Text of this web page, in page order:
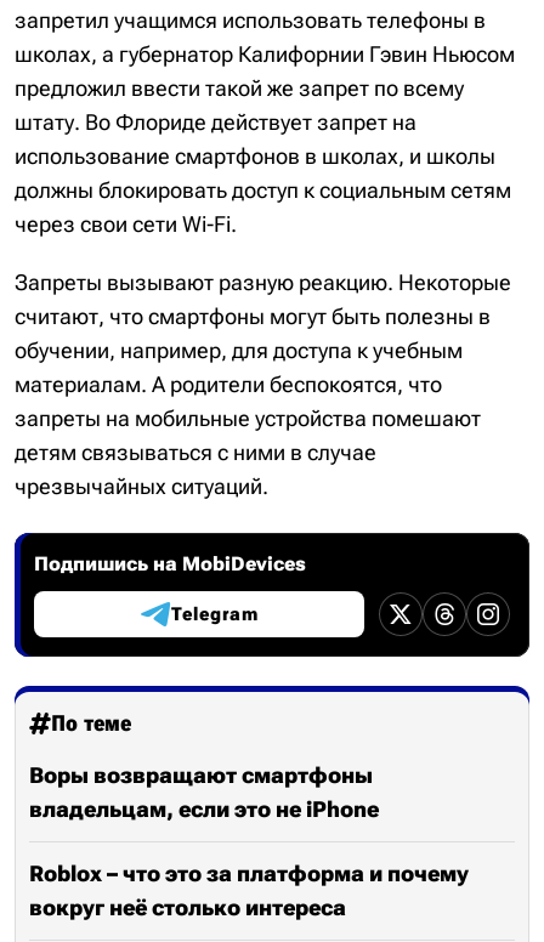
запретил учащимся использовать телефоны в
школах, а губернатор Калифорнии Гэвин Ньюсом
предложил ввести такой же запрет по всему
штату. Во Флориде действует запрет на
использование смартфонов в школах, и школы
должны блокировать доступ к социальным сетям
через свои сети Wi-Fi.
Запреты вызывают разную реакцию. Некоторые
считают, что смартфоны могут быть полезны в
обучении, например, для доступа к учебным
материалам. А родители беспокоятся, что
запреты на мобильные устройства помешают
детям связываться с ними в случае
чрезвычайных ситуаций.
Подпишись на MobiDevices
Telegram
По теме
Воры возвращают смартфоны
владельцам, если это не iPhone
Roblox – что это за платформа и почему
вокруг неё столько интереса